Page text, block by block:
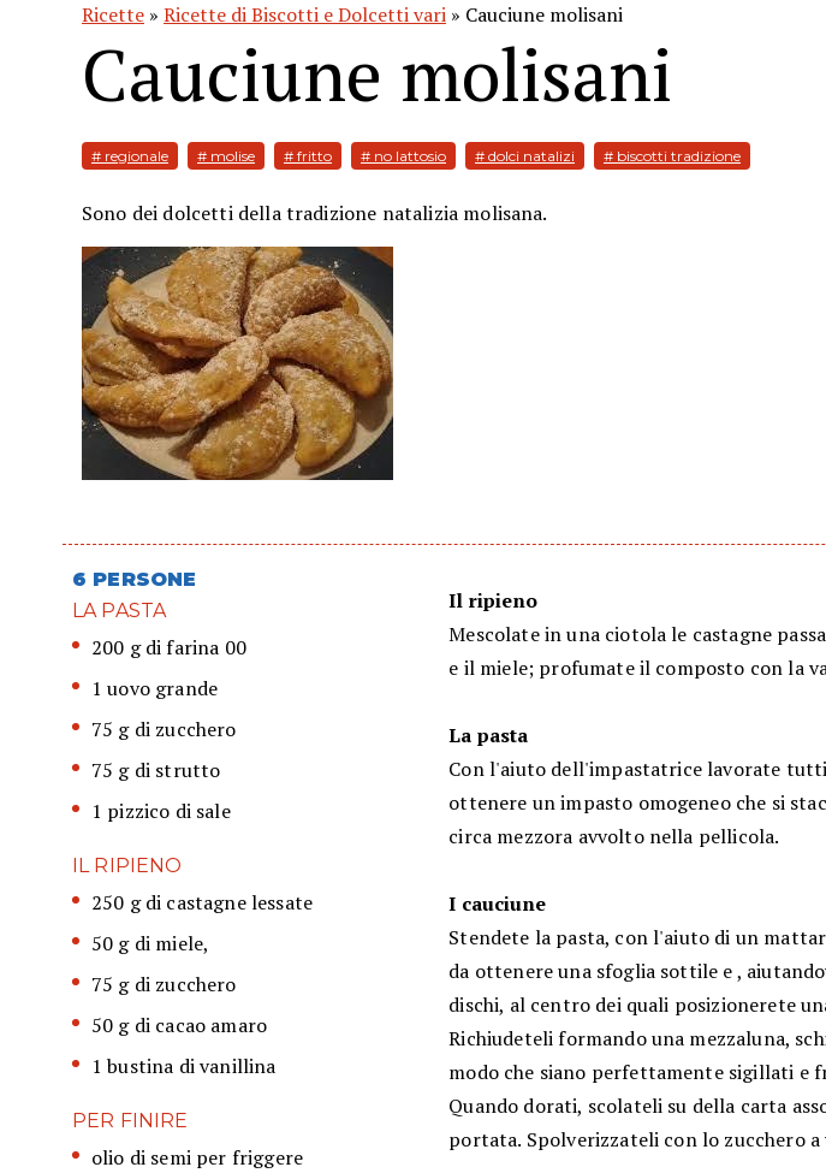
Ricette » Ricette di Biscotti e Dolcetti vari » Cauciune molisani
Cauciune molisani
# regionale # molise # fritto # no lattosio # dolci natalizi # biscotti tradizione
Sono dei dolcetti della tradizione natalizia molisana.
6 PERSONE
LA PASTA
200 g di farina 00
1 uovo grande
75 g di zucchero
75 g di strutto
1 pizzico di sale
IL RIPIENO
250 g di castagne lessate
50 g di miele,
75 g di zucchero
50 g di cacao amaro
1 bustina di vanillina
PER FINIRE
olio di semi per friggere
Il ripieno
Mescolate in una ciotola le castagne
e il miele; profumate il composto con la
La pasta
Con l'aiuto dell'impastatrice lavorate
ottenere un impasto omogeneo che si
circa mezzora avvolto nella pellicola.
I cauciune
Stendete la pasta, con l'aiuto di un
da ottenere una sfoglia sottile e ,
dischi, al centro dei quali posizionerete
Richiudeteli formando una mezzaluna,
modo che siano perfettamente sigillati e
Quando dorati, scolateli su della carta
portata. Spolverizzateli con lo zucchero